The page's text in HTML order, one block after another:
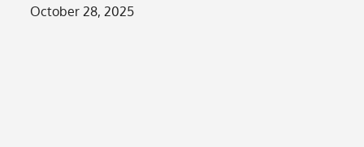
Posted
October 28, 2025